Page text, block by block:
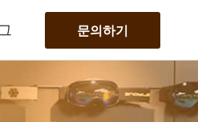
문의하기